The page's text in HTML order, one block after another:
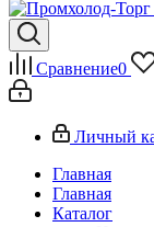
Сравнение0
Личный
Главная
Главная
Каталог